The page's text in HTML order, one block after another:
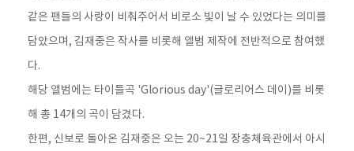
같은 팬들의 사랑이 비춰주어서 비로소 빛이 날 수 있었다는 의미를
담았으며, 김재중은 작사를 비롯해 앨범 제작에 전반적으로 참여했
다.
해당 앨범에는 타이틀곡 'Glorious day'(글로리어스 데이)를 비롯
해 총 14개의 곡이 담겼다.
한편, 신보로 돌아온 김재중은 오는 20~21일 장충체육관에서 아시